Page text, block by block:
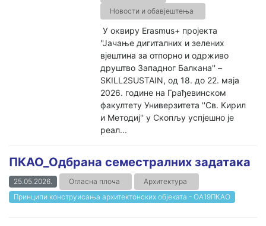
Новости и обавјештења
У оквиру Erasmus+ пројекта
''Јачање дигиталних и зелених
вјештина за отпорно и одрживо
друштво Западног Балкана'' –
SKILL2SUSTAIN, од 18. до 22. маја
2026. године на Грађевинском
факултету Универзитета ''Св. Кирил
и Методиј'' у Скопљу успјешно је
реал...
ПКАО_Одбрана семестралних задатака
25.05.2026. Огласна плоча
Архитектура
Принципи конструисања архитектонских објеката - ОА19ПКАО